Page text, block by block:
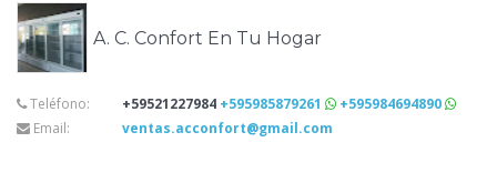
A. C. Confort En Tu Hogar
Teléfono: +59521227984 +595985879261
+595984694890
Email:
ventas.acconfort@gmail.com